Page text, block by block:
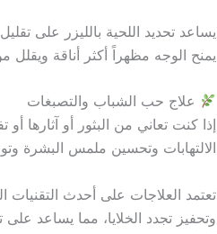
يساعد تحديد اللحية بالليزر على
يمنح الوجه مظهراً أكثر أناقة
علاج حب الشباب والتصبغات
إذا كنت تعاني من البثور أو آثارها
الالتهابات وتحسين ملمس البشرة
تعتمد العلاجات على أحدث
وتحفيز تجدد الخلايا، مما يساعد على